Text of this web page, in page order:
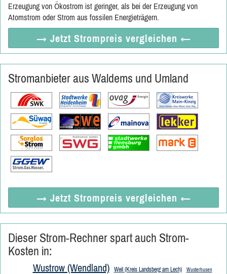
Erzeugung von Ökostrom ist geringer, als bei der Erzeugung von
Atomstrom oder Strom aus fossilen Energieträgern.
→ Jetzt Strompreis vergleichen ←
Stromanbieter aus Waldems und Umland
→ Jetzt Strompreis vergleichen ←
Dieser Strom-Rechner spart auch Strom-
Kosten in:
Wustrow (Wendland) Weil (Kreis Landsberg am Lech) Wusterhusen